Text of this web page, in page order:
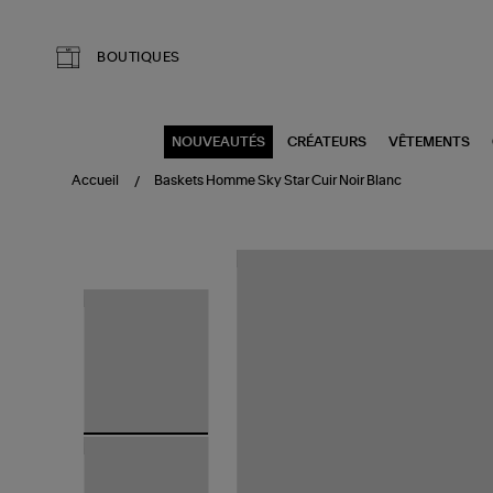
BOUTIQUES
NOUVEAUTÉS CRÉATEURS VÊTEMENTS
Accueil Baskets Homme Sky Star Cuir Noir Blanc